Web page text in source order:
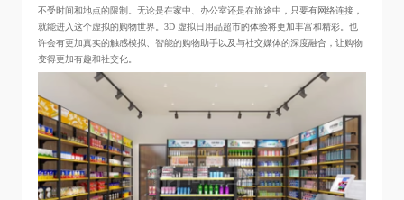
不受时间和地点的限制。无论是在家中、办公室还是在旅途中，只要有网络连接，
就能进入这个虚拟的购物世界。3D 虚拟日用品超市的体验将更加丰富和精彩。也
许会有更加真实的触感模拟、智能的购物助手以及与社交媒体的深度融合，让购物
变得更加有趣和社交化。